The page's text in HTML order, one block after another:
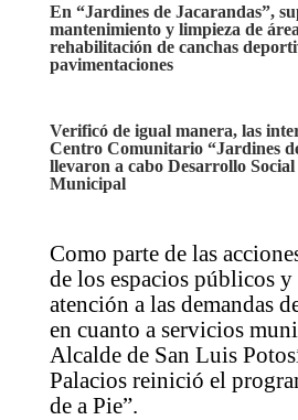
En “Jardines de Jacarandas”,
mantenimiento y limpieza de
rehabilitación de canchas
pavimentaciones
Verificó de igual manera, las
Centro Comunitario “Jardines
llevaron a cabo Desarrollo
Municipal
Como parte de las
de los espacios públicos
atención a las demandas
en cuanto a servicios
Alcalde de San Luis
Palacios reinició el
de a Pie”.